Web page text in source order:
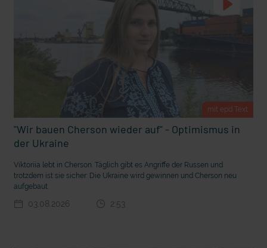
Ein Bauernhof als Klassenzimmer
Ostern erleben wie vor 2000 Jahren in Jerusalem
mit epd Text
"Wir bauen Cherson wieder auf" - Optimismus in
der Ukraine
Viktoriia lebt in Cherson. Täglich gibt es Angriffe der Russen und
trotzdem ist sie sicher: Die Ukraine wird gewinnen und Cherson neu
aufgebaut.
03.08.2026 2:53